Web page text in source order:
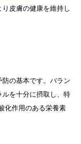
皮膚の健康を維持し
の基本です。バラン
を十分に摂取し、特
化作用のある栄養素